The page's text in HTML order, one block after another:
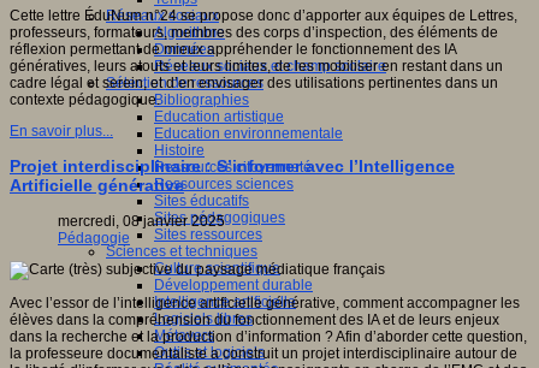
Réseaux sociaux
Algorithme
Données
Réseaux sociaux et champ scolaire
Sélection de ressources
Bibliographies
Education artistique
Education environnementale
Histoire
Ressources citoyenneté
Ressources sciences
Sites éducatifs
Sites pédagogiques
Sites ressources
Sciences et techniques
Culture scientifique
Développement durable
Intelligence artificielle
Logiciels libres
Métavers
Outils et logiciels
Cette lettre ÉduNum n°24 se propose donc d’apporter aux équipes de Lettres,
professeurs, formateurs, membres des corps d’inspection, des éléments de
réflexion permettant de mieux appréhender le fonctionnement des IA
génératives, leurs atouts et leurs limites, de les mobiliser en restant dans un
cadre légal et serein, et d’en envisager des utilisations pertinentes dans un
contexte pédagogique.
En savoir plus...
Projet interdisciplinaire : S’informer avec l’Intelligence
Artificielle générative
mercredi, 08 janvier 2025
Pédagogie
Avec l’essor de l’intelligence artificielle générative, comment accompagner les
élèves dans la compréhension du fonctionnement des IA et de leurs enjeux
dans la recherche et la production d’information ? Afin d’aborder cette question,
la professeure documentaliste a construit un projet interdisciplinaire autour de